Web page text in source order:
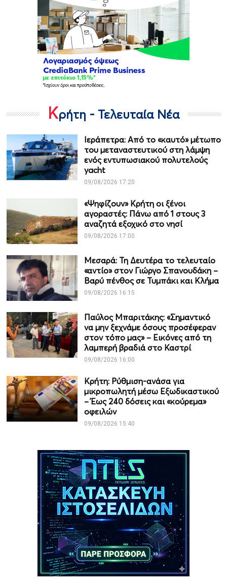
Κρήτη - Τελευταία Νέα
Ιεράπετρα: Από το «καυτό» μέτωπο
του μεταναστευτικού στη λάμψη
ενός εντυπωσιακού πολυτελούς
yacht
09/08/2026 17:20
«Ψηφίζουν» Κρήτη οι ξένοι
αγοραστές: Πάνω από 1 στους 3
αναζητά εξοχικό στο νησί
09/08/2026 17:00
Μεσαρά: Τη Δευτέρα το τελευταίο
«αντίο» στον Γιώργο Σπανουδάκη –
Βαρύ πένθος σε Τυμπάκι και Κλήμα
09/08/2026 16:15
Παύλος Μπαριτάκης: «Σημαντικό
να μην ξεχνάμε όσους προσέφεραν
στον τόπο μας» – Εικόνες από τη
λαμπερή βραδιά στο Καστρί
09/08/2026 16:00
Κρήτη: Ρύθμιση-ανάσα για
μικροπωλητή μέσω Εξωδικαστικού
– Έως 240 δόσεις και «κούρεμα»
οφειλών
09/08/2026 15:40